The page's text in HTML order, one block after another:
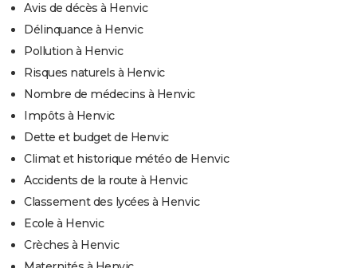
Avis de décès à Henvic
Délinquance à Henvic
Pollution à Henvic
Risques naturels à Henvic
Nombre de médecins à Henvic
Impôts à Henvic
Dette et budget de Henvic
Climat et historique météo de Henvic
Accidents de la route à Henvic
Classement des lycées à Henvic
Ecole à Henvic
Crèches à Henvic